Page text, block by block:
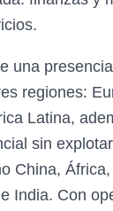
una
regiones:
Latina,
sin
China,
India. Con